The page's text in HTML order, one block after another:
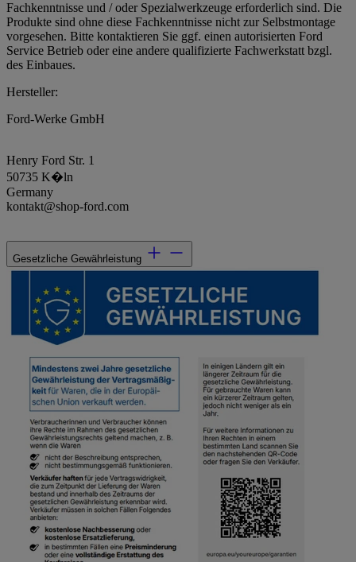
Fachkenntnisse und / oder Spezialwerkzeuge erforderlich sind. Die
Produkte sind ohne diese Fachkenntnisse nicht zur Selbstmontage
vorgesehen. Bitte kontaktieren Sie ggf. einen autorisierten Ford
Service Betrieb oder eine andere qualifizierte Fachwerkstatt bzgl.
des Einbaues.
Hersteller:
Ford-Werke GmbH
Henry Ford Str. 1
50735 K�ln
Germany
kontakt@shop-ford.com
Gesetzliche Gewährleistung